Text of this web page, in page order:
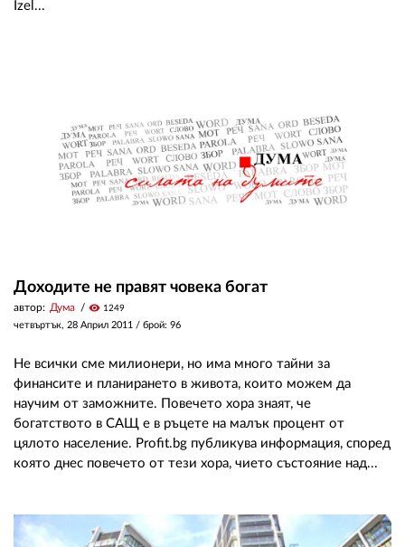
Izel...
Доходите не правят човека богат
автор: Дума visibility 1249
четвъртък, 28 Април 2011 / брой: 96
Не всички сме милионери, но има много тайни за
финансите и планирането в живота, които можем да
научим от заможните. Повечето хора знаят, че
богатството в САЩ е в ръцете на малък процент от
цялото население. Profit.bg публикува информация, според
която днес повечето от тези хора, чието състояние над...